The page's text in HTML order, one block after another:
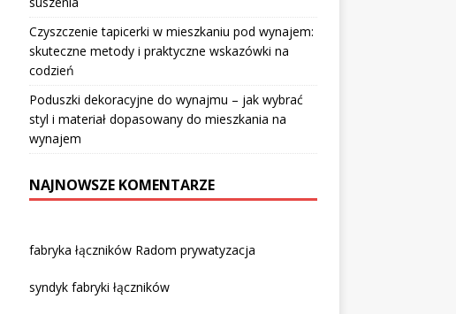
Czyszczenie tapicerki w mieszkaniu pod wynajem:
skuteczne metody i praktyczne wskazówki na
codzień
Poduszki dekoracyjne do wynajmu – jak wybrać
styl i materiał dopasowany do mieszkania na
wynajem
NAJNOWSZE KOMENTARZE
fabryka łączników Radom prywatyzacja
syndyk fabryki łączników